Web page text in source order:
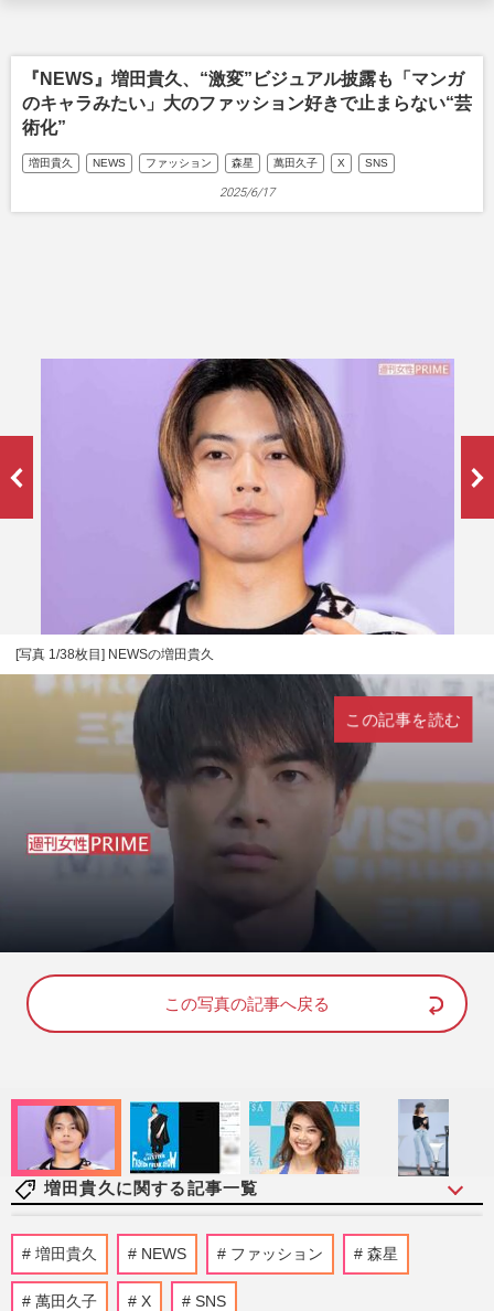
『NEWS』増田貴久、“激変”ビジュアル披露も「マンガ
のキャラみたい」大のファッション好きで止まらない“芸
術化”
増田貴久 NEWS ファッション 森星 萬田久子 X SNS
2025/6/17
[写真 1/38枚目] NEWSの増田貴久
n
u
o
d
d
:
8
この記事を読む
この写真の記事へ戻る
増田貴久に関する記事一覧
NEWS増田貴久のスターバックス“神カス
タム”が話題！バナナ アフォガート「そり
かえるほど美味い」コーヒ…
増田貴久 NEWS ファッション 森星
萬田久子 X SNS